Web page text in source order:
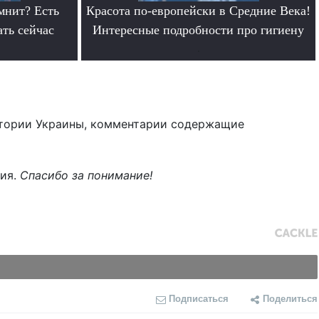
Есть
сейчас
Красота по-европейски в Средние Века!
Интересные подробности про гигиену
Украины, комментарии содержащие
Спасибо за понимание!
Подписаться Поделиться